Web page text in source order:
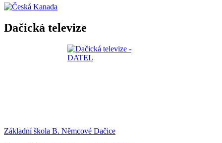
Dačická televize
Základní škola B. Němcové Dačice